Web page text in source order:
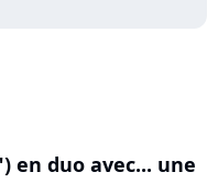
en duo avec... une